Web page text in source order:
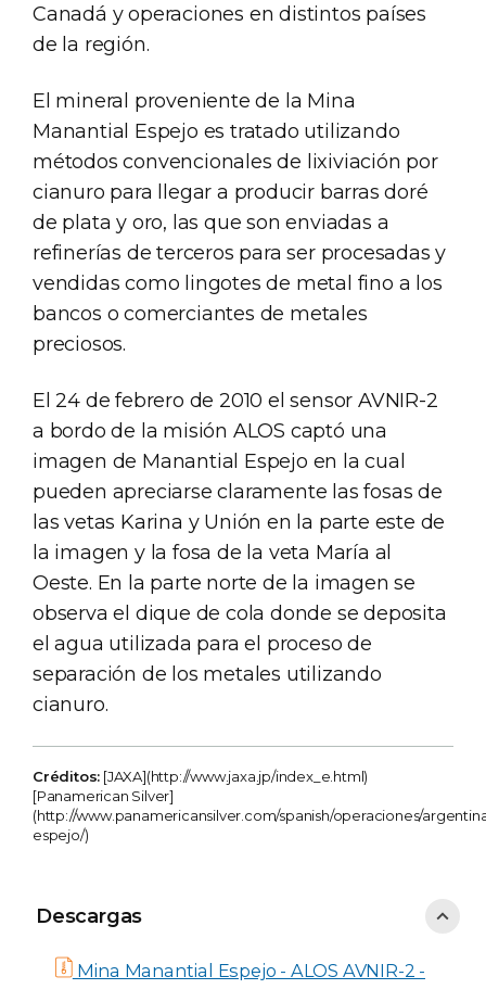
Canadá y operaciones en distintos países
de la región.
El mineral proveniente de la Mina
Manantial Espejo es tratado utilizando
métodos convencionales de lixiviación por
cianuro para llegar a producir barras doré
de plata y oro, las que son enviadas a
refinerías de terceros para ser procesadas y
vendidas como lingotes de metal fino a los
bancos o comerciantes de metales
preciosos.
El 24 de febrero de 2010 el sensor AVNIR-2
a bordo de la misión ALOS captó una
imagen de Manantial Espejo en la cual
pueden apreciarse claramente las fosas de
las vetas Karina y Unión en la parte este de
la imagen y la fosa de la veta María al
Oeste. En la parte norte de la imagen se
observa el dique de cola donde se deposita
el agua utilizada para el proceso de
separación de los metales utilizando
cianuro.
Créditos: [JAXA](http://www.jaxa.jp/index_e.html)
[Panamerican Silver]
(http://www.panamericansilver.com/spanish/operaciones/
espejo/)
Descargas
Descargas
Mina Manantial Espejo - ALOS AVNIR-2 -